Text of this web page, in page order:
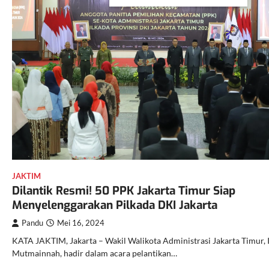
JAKTIM
Dilantik Resmi! 50 PPK Jakarta Timur Siap
Menyelenggarakan Pilkada DKI Jakarta
Pandu Mei 16, 2024
KATA JAKTIM, Jakarta – Wakil Walikota Administrasi Jakarta Timur,
Mutmainnah, hadir dalam acara pelantikan…